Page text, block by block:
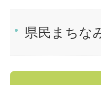
県民まちな